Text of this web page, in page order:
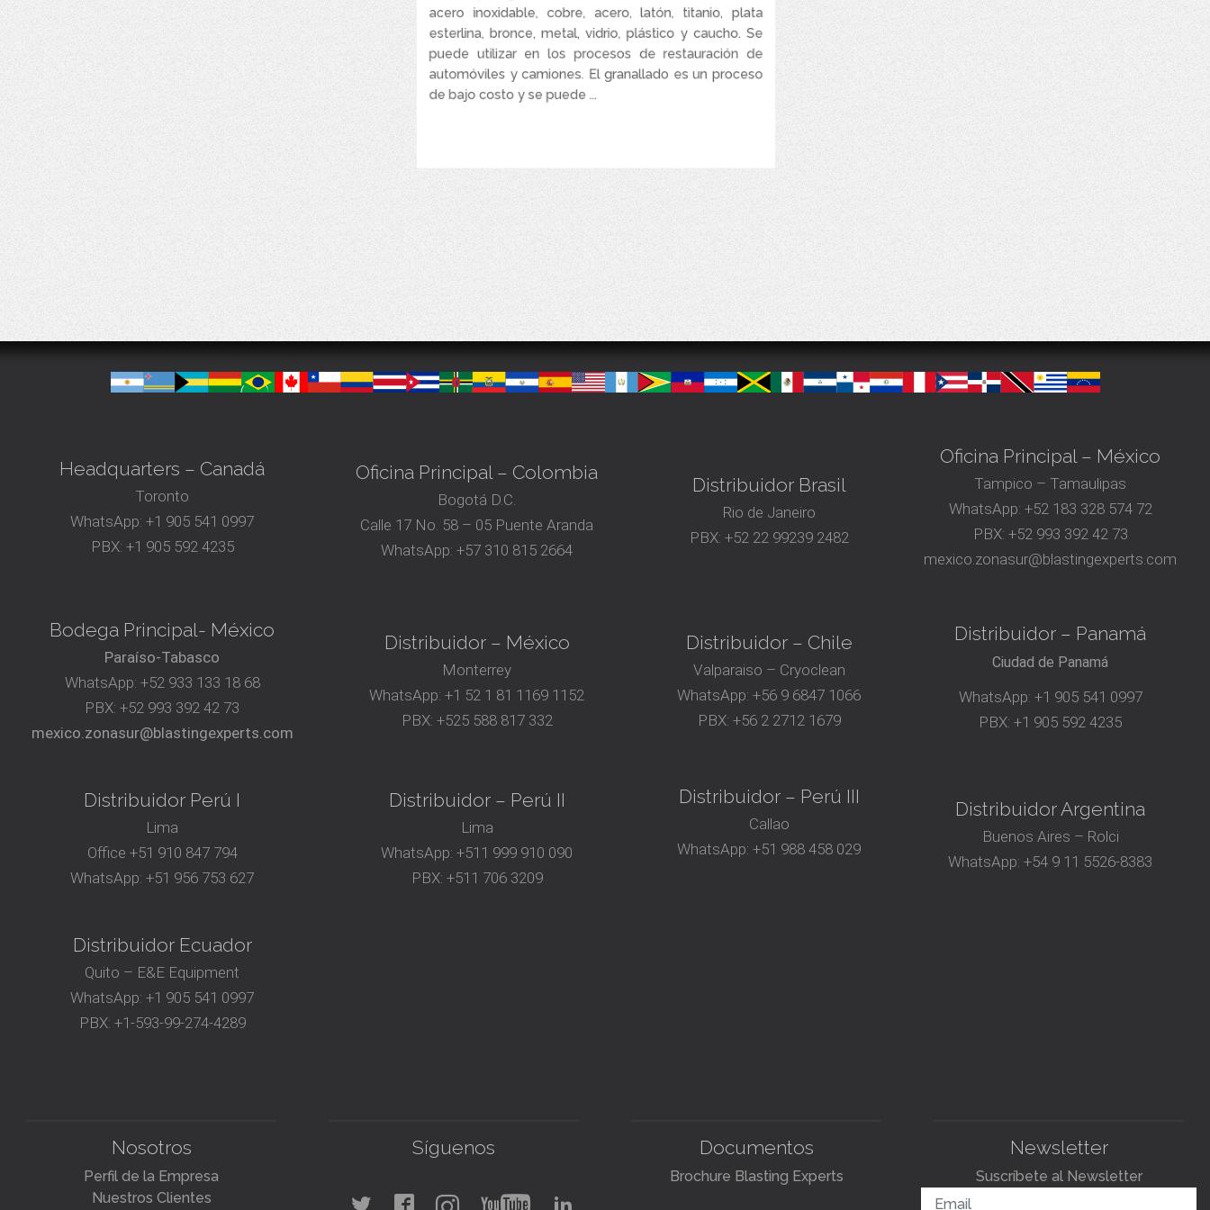
acero inoxidable, cobre, acero, latón, titanio, plata
esterlina, bronce, metal, vidrio, plástico y caucho. Se
puede utilizar en los procesos de restauración de
automóviles y camiones. El granallado es un proceso
de bajo costo y se puede ...
Se puede reciclar aproximadamente hasta 30 veces,
dependiendo de las condiciones del proceso.
Headquarters – Canadá
Toronto
WhatsApp: +1 905 541 0997
PBX: +1 905 592 4235
Oficina Principal – Colombia
Bogotá D.C.
Calle 17 No. 58 – 05 Puente Aranda
WhatsApp: +57 310 815 2664
Distribuidor Brasil
Rio de Janeiro
PBX: +52 22 99239 2482
Oficina Principal – México
Tampico – Tamaulipas
WhatsApp: +52 183 328 574 72
PBX: +52 993 392 42 73
mexico.zonasur@blastingexperts.com
Bodega Principal- México
Paraíso-Tabasco
WhatsApp: +52 933 133 18 68
PBX:+52 993 392 42 73
mexico.zonasur@blastingexperts.com
Distribuidor – México
Monterrey
WhatsApp: +1 52 1 81 1169 1152
PBX: +525 588 817 332
Distribuidor – Chile
Valparaiso – Cryoclean
WhatsApp: +56 9 6847 1066
PBX: +56 2 2712 1679
Distribuidor – Panamá
Ciudad de Panamá
WhatsApp: +1 905 541 0997
PBX:+1 905 592 4235
Distribuidor Perú I
Lima
Office +51 910 847 794‬
WhatsApp:+51 956 753 627
Distribuidor – Perú II
Lima
WhatsApp: +511 999 910 090
PBX: +511 706 3209
Distribuidor – Perú III
Callao
WhatsApp: +51 988 458 029
Distribuidor Argentina
Buenos Aires – Rolci
WhatsApp:+54 9 11 5526-8383
Distribuidor Ecuador
Quito – E&E Equipment
WhatsApp: +1 905 541 0997
PBX: +1-593-99-274-4289
Nosotros
Perfil de la Empresa
Nuestros Clientes
Síguenos Documentos
Brochure Blasting Experts
Newsletter
Suscríbete al Newsletter